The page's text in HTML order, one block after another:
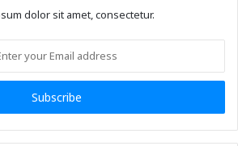
dolor sit amet, consectetur.